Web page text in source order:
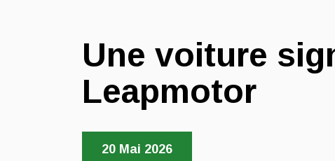
Une voiture
Leapmotor
20 Mai 2026